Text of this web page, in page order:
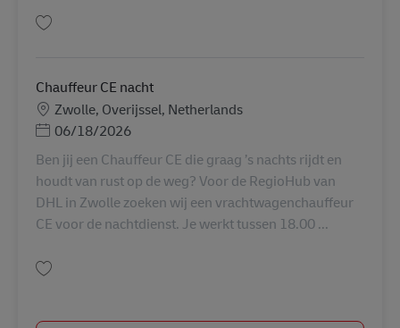
Chauffeur CE nacht
Localização
Zwolle, Overijssel, Netherlands
Posted Date
06/18/2026
Ben jij een Chauffeur CE die graag ’s nachts rijdt en
houdt van rust op de weg? Voor de RegioHub van
DHL in Zwolle zoeken wij een vrachtwagenchauffeur
CE voor de nachtdienst. Je werkt tussen 18.00 ...